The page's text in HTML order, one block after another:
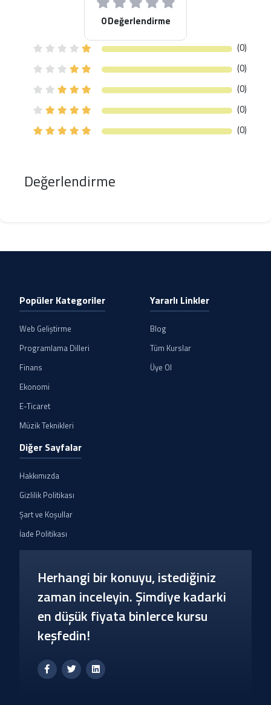
0 Değerlendirme
(0)
(0)
(0)
(0)
(0)
Değerlendirme
Popüler Kategoriler
Web Geliştirme
Programlama Dilleri
Finans
Ekonomi
E-Ticaret
Müzik Teknikleri
Yararlı Linkler
Blog
Tüm Kurslar
Üye Ol
Diğer Sayfalar
Hakkımızda
Gizlilik Politikası
Şart ve Koşullar
İade Politikası
Herhangi bir konuyu, istediğiniz
zaman inceleyin. Şimdiye kadarki
en düşük fiyata binlerce kursu
keşfedin!